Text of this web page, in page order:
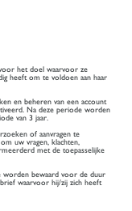
het doel waarvoor ze
heeft om te voldoen aan haar
en beheren van een account
Na deze periode worden
van 3 jaar.
of aanvragen te
uw vragen, klachten,
met de toepasselijke
worden bewaard voor de duur
waarvoor hij/zij zich heeft